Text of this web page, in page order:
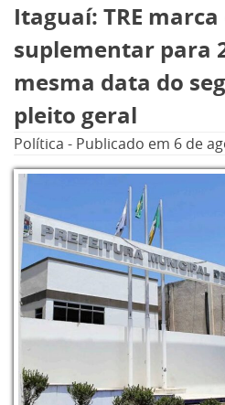
Itaguaí: TRE
suplementar para
mesma data do
pleito geral
Política - Publicado em 6 de